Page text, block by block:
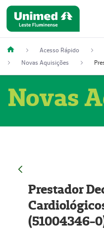
Acesso Rápido
Novas Aquisições
Novas
Prestador
(51004346-